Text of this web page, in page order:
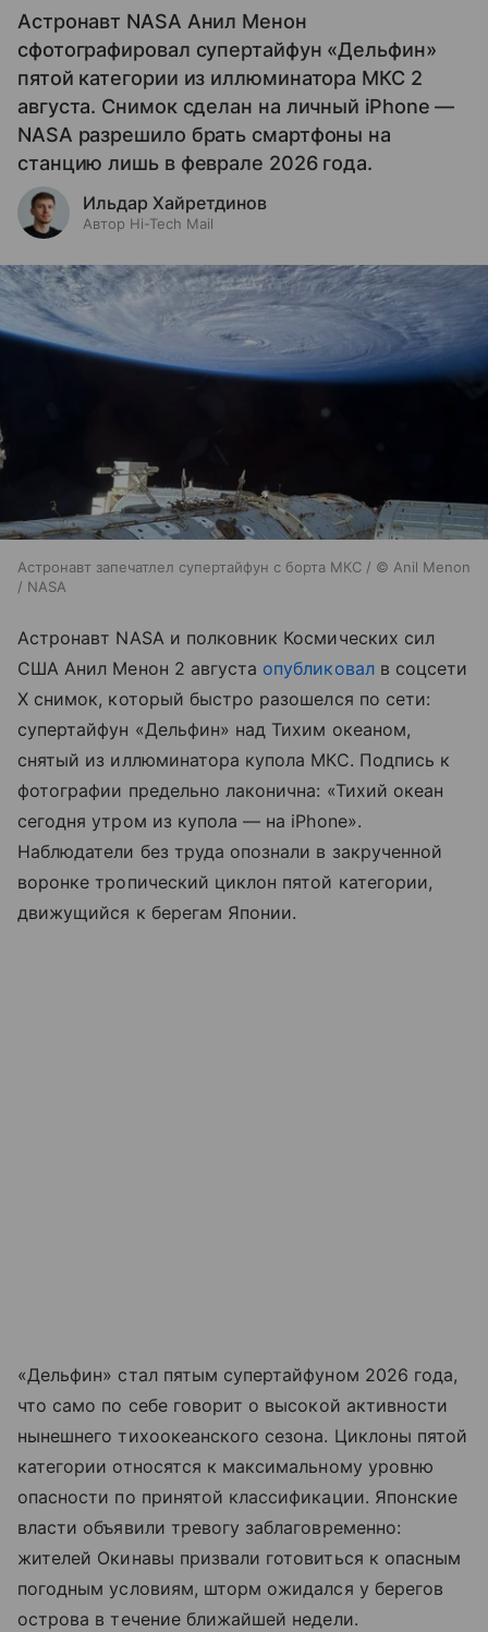
Астронавт NASA Анил Менон
сфотографировал супертайфун «Дельфин»
пятой категории из иллюминатора МКС 2
августа. Снимок сделан на личный iPhone —
NASA разрешило брать смартфоны на
станцию лишь в феврале 2026 года.
Ильдар Хайретдинов
Автор Hi-Tech Mail
Астронавт запечатлел супертайфун с борта МКС / © Anil Menon
/ NASA
Астронавт NASA и полковник Космических сил
США Анил Менон 2 августа опубликовалв соцсети
X снимок, который быстро разошелся по сети:
супертайфун «Дельфин» над Тихим океаном,
снятый из иллюминатора купола МКС. Подпись к
фотографии предельно лаконична: «Тихий океан
сегодня утром из купола — на iPhone».
Наблюдатели без труда опознали в закрученной
воронке тропический циклон пятой категории,
движущийся к берегам Японии.
«Дельфин» стал пятым супертайфуном 2026 года,
что само по себе говорит о высокой активности
нынешнего тихоокеанского сезона. Циклоны пятой
категории относятся к максимальному уровню
опасности по принятой классификации. Японские
власти объявили тревогу заблаговременно:
жителей Окинавы призвали готовиться к опасным
погодным условиям, шторм ожидался у берегов
острова в течение ближайшей недели.